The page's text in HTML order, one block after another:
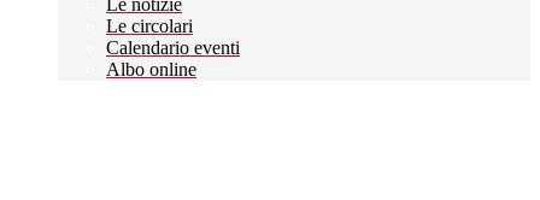
Le notizie
Le circolari
Calendario eventi
Albo online